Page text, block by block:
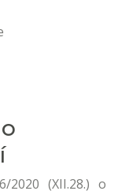
2020 (XII.28.) o